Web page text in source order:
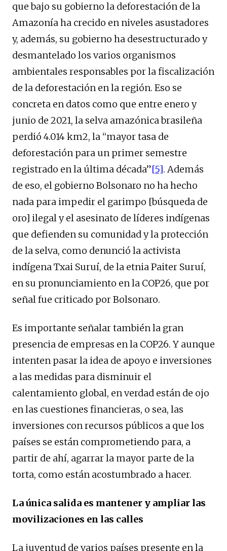
que bajo su gobierno la deforestación de la
Amazonía ha crecido en niveles asustadores
y, además, su gobierno ha desestructurado y
desmantelado los varios organismos
ambientales responsables por la fiscalización
de la deforestación en la región. Eso se
concreta en datos como que entre enero y
junio de 2021, la selva amazónica brasileña
perdió 4.014 km2, la “mayor tasa de
deforestación para un primer semestre
registrado en la última década”[5]. Además
de eso, el gobierno Bolsonaro no ha hecho
nada para impedir el garimpo [búsqueda de
oro] ilegal y el asesinato de líderes indígenas
que defienden su comunidad y la protección
de la selva, como denunció la activista
indígena Txai Suruí, de la etnia Paiter Suruí,
en su pronunciamiento en la COP26, que por
señal fue criticado por Bolsonaro.
Es importante señalar también la gran
presencia de empresas en la COP26. Y aunque
intenten pasar la idea de apoyo e inversiones
a las medidas para disminuir el
calentamiento global, en verdad están de ojo
en las cuestiones financieras, o sea, las
inversiones con recursos públicos a que los
países se están comprometiendo para, a
partir de ahí, agarrar la mayor parte de la
torta, como están acostumbrado a hacer.
La única salida es mantener y ampliar las
movilizaciones en las calles
La juventud de varios países presente en la